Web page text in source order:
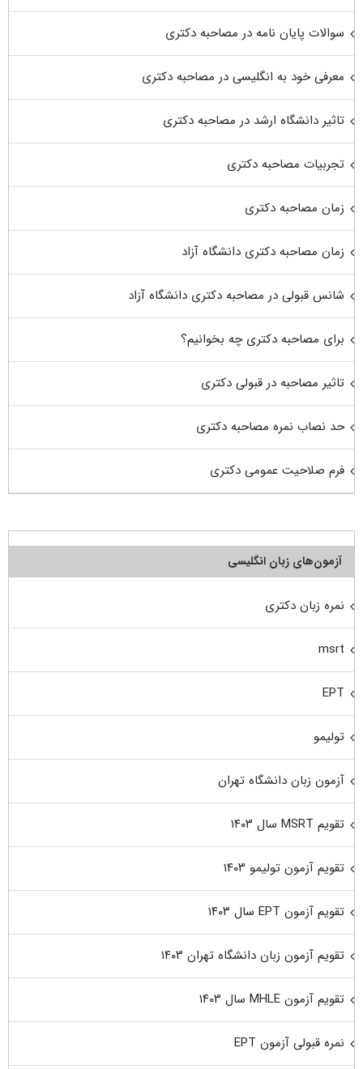
سوالات پایان نامه در مصاحبه دکتری
معرفی خود به انگلیسی در مصاحبه دکتری
تاثیر دانشگاه ارشد در مصاحبه دکتری
تجربیات مصاحبه دکتری
زمان مصاحبه دکتری
زمان مصاحبه دکتری دانشگاه آزاد
شانس قبولی در مصاحبه دکتری دانشگاه آزاد
برای مصاحبه دکتری چه بخوانیم؟
تاثیر مصاحبه در قبولی دکتری
حد نصاب نمره مصاحبه دکتری
فرم صلاحیت عمومی دکتری
آزمون‌های زبان انگلیسی
نمره زبان دکتری
msrt
EPT
تولیمو
آزمون زبان دانشگاه تهران
تقویم MSRT سال ۱۴۰۳
تقویم آزمون تولیمو ۱۴۰۳
تقویم آزمون EPT سال ۱۴۰۳
تقویم آزمون زبان دانشگاه تهران ۱۴۰۳
تقویم آزمون MHLE سال ۱۴۰۳
نمره قبولی آزمون EPT